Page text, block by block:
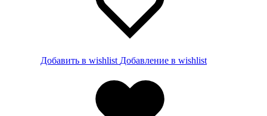
Добавить в wishlist Добавление в wishlist